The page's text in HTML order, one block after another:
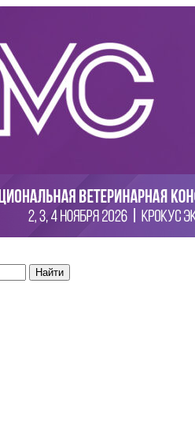
Найти